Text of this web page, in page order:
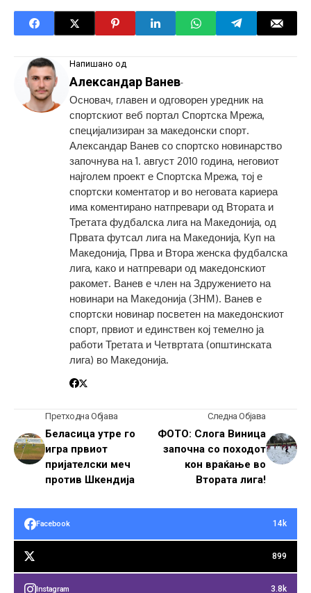
Напишано од
Александар Ванев-
Основач, главен и одговорен уредник на
спортскиот веб портал Спортска Мрежа,
специјализиран за македонски спорт.
Александар Ванев со спортско новинарство
започнува на 1. август 2010 година, неговиот
најголем проект е Спортска Мрежа, тој е
спортски коментатор и во неговата кариера
има коментирано натпревари од Втората и
Третата фудбалска лига на Македонија, од
Првата футсал лига на Македонија, Куп на
Македонија, Прва и Втора женска фудбалска
лига, како и натпревари од македонскиот
ракомет. Ванев е член на Здружението на
новинари на Македонија (ЗНМ). Ванев е
спортски новинар посветен на македонскиот
спорт, првиот и единствен кој темелно ја
работи Третата и Четвртата (општинската
лига) во Македонија.
Претходна Објава
Беласица утре го
игра првиот
пријателски меч
против Шкендија
Следна Објава
ФОТО: Слога Виница
започна со походот
кон враќање во
Втората лига!
Facebook 14k
899
Instagram 3.8k